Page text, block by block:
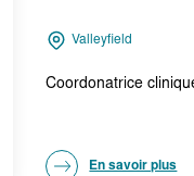
Assistante
En